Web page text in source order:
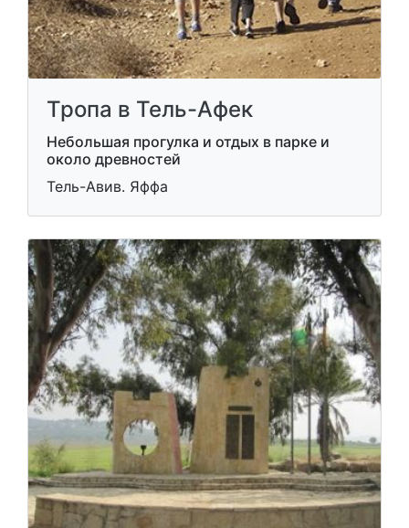
Тропа в Тель-Афек
Небольшая прогулка и отдых в парке и
около древностей
Тель-Авив. Яффа